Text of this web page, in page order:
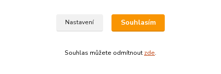
Nastavení Souhlasím
Souhlas můžete odmítnout zde.